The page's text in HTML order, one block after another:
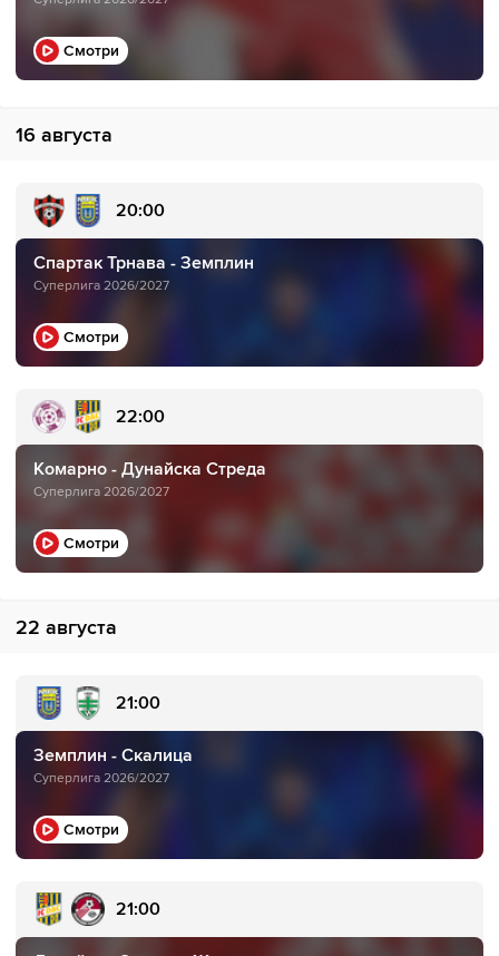
Смотри
16 августа
20:00
Спартак Трнава - Земплин
Суперлига 2026/2027
Смотри
22:00
Комарно - Дунайска Стреда
Суперлига 2026/2027
Смотри
22 августа
21:00
Земплин - Скалица
Суперлига 2026/2027
Смотри
21:00